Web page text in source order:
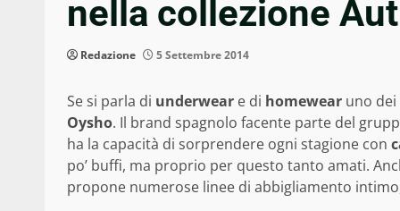
nella collezione
Redazione 5 Settembre 2014
Se si parla di underwear e di homewear uno
Oysho. Il brand spagnolo facente parte del
ha la capacità di sorprendere ogni stagione con
po’ buffi, ma proprio per questo tanto amati.
propone numerose linee di abbigliamento